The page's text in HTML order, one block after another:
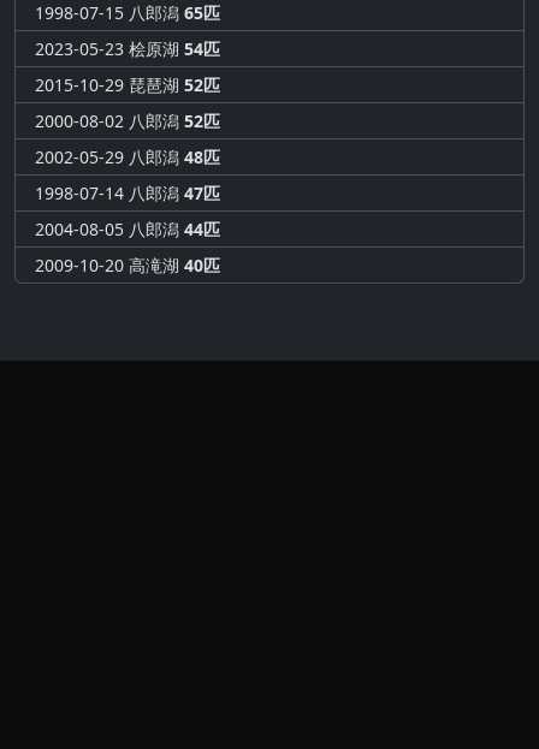
1998-07-15 八郎潟 65匹
2023-05-23 桧原湖 54匹
2015-10-29 琵琶湖 52匹
2000-08-02 八郎潟 52匹
2002-05-29 八郎潟 48匹
1998-07-14 八郎潟 47匹
2004-08-05 八郎潟 44匹
2009-10-20 高滝湖 40匹